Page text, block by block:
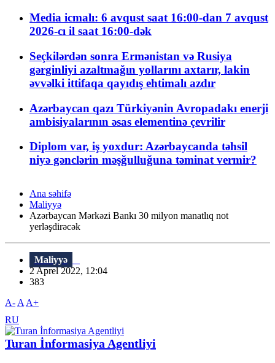
Media icmalı: 6 avqust saat 16:00-dan 7 avqust
2026-cı il saat 16:00-dək
Seçkilərdən sonra Ermənistan və Rusiya
gərginliyi azaltmağın yollarını axtarır, lakin
əvvəlki ittifaqa qayıdış ehtimalı azdır
Azərbaycan qazı Türkiyənin Avropadakı enerji
ambisiyalarının əsas elementinə çevrilir
Diplom var, iş yoxdur: Azərbaycanda təhsil
niyə gənclərin məşğulluğuna təminat vermir?
Ana səhifə
Maliyyə
Azərbaycan Mərkəzi Bankı 30 milyon manatlıq not
yerləşdirəcək
Maliyyə
2 Aprel 2022, 12:04
383
A- A A+
RU
Turan İnformasiya Agentliyi